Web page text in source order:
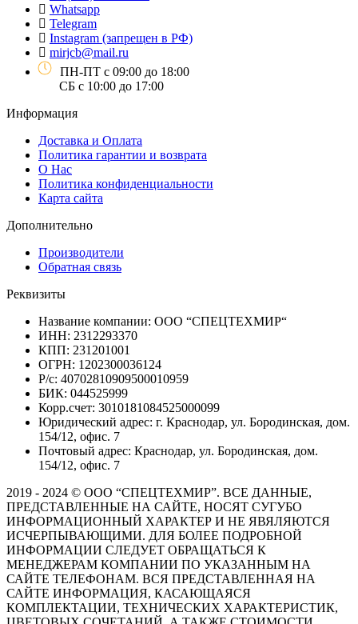
Whatsapp
Telegram
Instagram (запрещен в РФ)
mirjcb@mail.ru
ПН-ПТ с 09:00 до 18:00
СБ с 10:00 до 17:00
Информация
Доставка и Оплата
Политика гарантии и возврата
О Нас
Политика конфиденциальности
Карта сайта
Дополнительно
Производители
Обратная связь
Реквизиты
Название компании: ООО “СПЕЦТЕХМИР“
ИНН: 2312293370
КПП: 231201001
ОГРН: 1202300036124
Р/с: 40702810909500010959
БИК: 044525999
Корр.счет: 3010181084525000099
Юридический адрес: г. Краснодар, ул. Бородинская, дом.
154/12, офис. 7
Почтовый адрес: Краснодар, ул. Бородинская, дом.
154/12, офис. 7
2019 - 2024 © ООО “СПЕЦТЕХМИР”. ВСЕ ДАННЫЕ,
ПРЕДСТАВЛЕННЫЕ НА САЙТЕ, НОСЯТ СУГУБО
ИНФОРМАЦИОННЫЙ ХАРАКТЕР И НЕ ЯВЯЛЯЮТСЯ
ИСЧЕРПЫВАЮЩИМИ. ДЛЯ БОЛЕЕ ПОДРОБНОЙ
ИНФОРМАЦИИ СЛЕДУЕТ ОБРАЩАТЬСЯ К
МЕНЕДЖЕРАМ КОМПАНИИ ПО УКАЗАННЫМ НА
САЙТЕ ТЕЛЕФОНАМ. ВСЯ ПРЕДСТАВЛЕННАЯ НА
САЙТЕ ИНФОРМАЦИЯ, КАСАЮЩАЯСЯ
КОМПЛЕКТАЦИИ, ТЕХНИЧЕСКИХ ХАРАКТЕРИСТИК,